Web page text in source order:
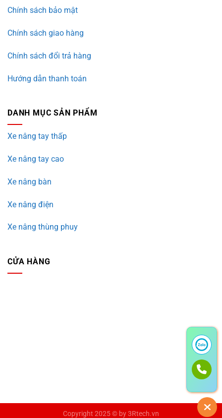
Chính sách bảo mật
Chính sách giao hàng
Chính sách đổi trả hàng
Hướng dẫn thanh toán
DANH MỤC SẢN PHẨM
Xe nâng tay thấp
Xe nâng tay cao
Xe nâng bàn
Xe nâng điện
Xe nâng thùng phuy
CỬA HÀNG
Copyright 2025 © by3Rtech.vn